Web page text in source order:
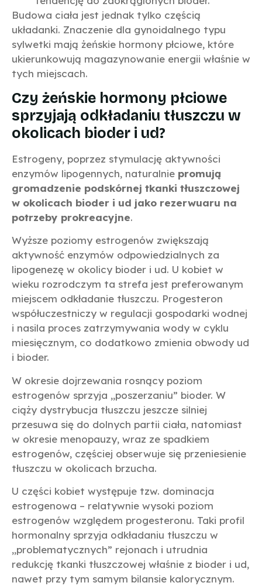
Budowa ciała jest jednak tylko częścią
układanki. Znaczenie dla gynoidalnego typu
sylwetki mają żeńskie hormony płciowe, które
ukierunkowują magazynowanie energii właśnie w
tych miejscach.
Czy żeńskie hormony płciowe
sprzyjają odkładaniu tłuszczu w
okolicach bioder i ud?
Estrogeny, poprzez stymulację aktywności
enzymów lipogennych, naturalnie promują
gromadzenie podskórnej tkanki tłuszczowej
w okolicach bioder i ud jako rezerwuaru na
potrzeby prokreacyjne.
Wyższe poziomy estrogenów zwiększają
aktywność enzymów odpowiedzialnych za
lipogenezę w okolicy bioder i ud. U kobiet w
wieku rozrodczym ta strefa jest preferowanym
miejscem odkładanie tłuszczu. Progesteron
współuczestniczy w regulacji gospodarki wodnej
i nasila proces zatrzymywania wody w cyklu
miesięcznym, co dodatkowo zmienia obwody ud
i bioder.
W okresie dojrzewania rosnący poziom
estrogenów sprzyja „poszerzaniu” bioder. W
ciąży dystrybucja tłuszczu jeszcze silniej
przesuwa się do dolnych partii ciała, natomiast
w okresie menopauzy, wraz ze spadkiem
estrogenów, częściej obserwuje się przeniesienie
tłuszczu w okolicach brzucha.
U części kobiet występuje tzw. dominacja
estrogenowa – relatywnie wysoki poziom
estrogenów względem progesteronu. Taki profil
hormonalny sprzyja odkładaniu tłuszczu w
„problematycznych” rejonach i utrudnia
redukcję tkanki tłuszczowej właśnie z bioder i ud,
nawet przy tym samym bilansie kalorycznym.